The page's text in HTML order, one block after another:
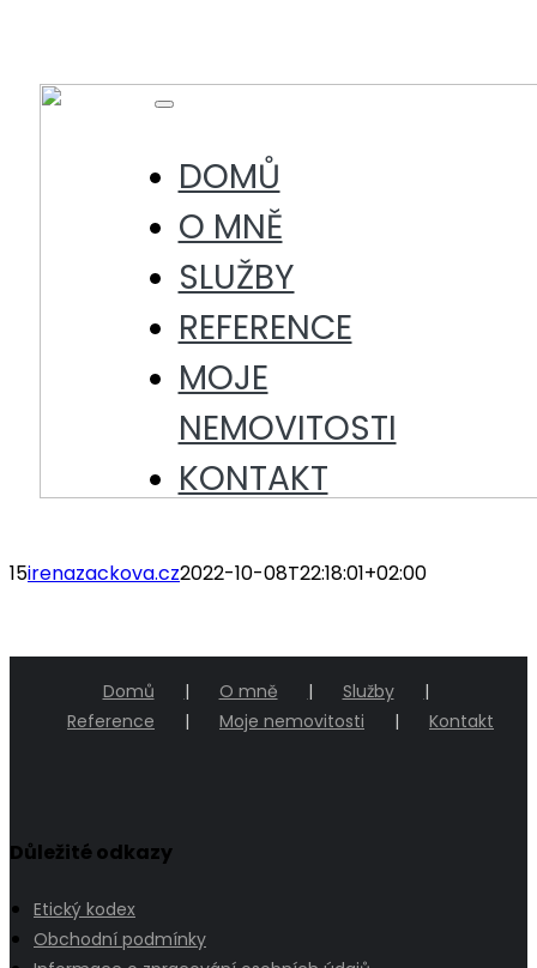
content
Toggle
DOMŮ
O MNĚ
SLUŽBY
REFERENCE
MOJE
NEMOVITOSTI
KONTAKT
15irenazackova.cz2022-10-08T22:18:01+02:00
Důležité odkazy
Etický kodex
Obchodní podmínky
Domů O mně
Služby
Reference
Moje nemovitosti Kontakt